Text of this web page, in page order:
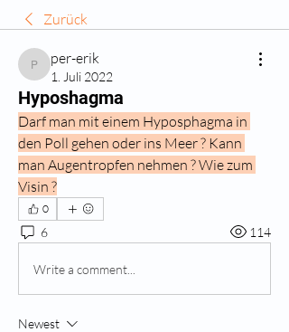
Zurück
per-erik
per-erik
1. Juli 2022
Hyposhagma
Darf man mit einem Hyposphagma in
den Poll gehen oder ins Meer ? Kann
man Augentropfen nehmen ? Wie zum
Visin ?
0
6 114
Write a comment...
Newest